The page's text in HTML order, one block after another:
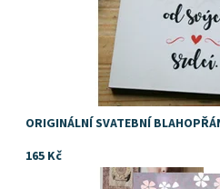
ORIGINÁLNÍ SVATEBNÍ
165 Kč
Skladem